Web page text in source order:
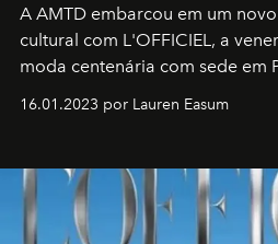
A AMTD embarcou em um
cultural com L'OFFICIEL, a
moda centenária com sede em
16.01.2023 por Lauren Easum